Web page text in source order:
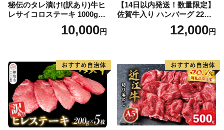
秘伝のタレ漬け!(訳あり)牛ヒ
レサイコロステーキ 1000g
10,000円
【14日以内発送！数量限定】
佐賀牛入り ハンバーグ 22個
2.6kg(120g×22個)【佐賀牛
黒毛和牛 ブランド牛 九州 ハ
気】(H083106)
12,000円